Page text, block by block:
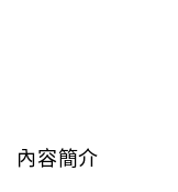
內容簡介